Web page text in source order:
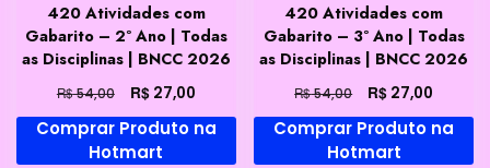
420 Atividades com
Gabarito – 2º Ano | Todas
as Disciplinas | BNCC 2026
R$54,00
preço
original
era:
R$27,00O
preço
atual
Comprar Produto na
Hotmart
420 Atividades com
Gabarito – 3º Ano | Todas
as Disciplinas | BNCC 2026
R$54,00
preço
original
era:
R$ 27,00
preço
atual
Comprar Produto na
Hotmart